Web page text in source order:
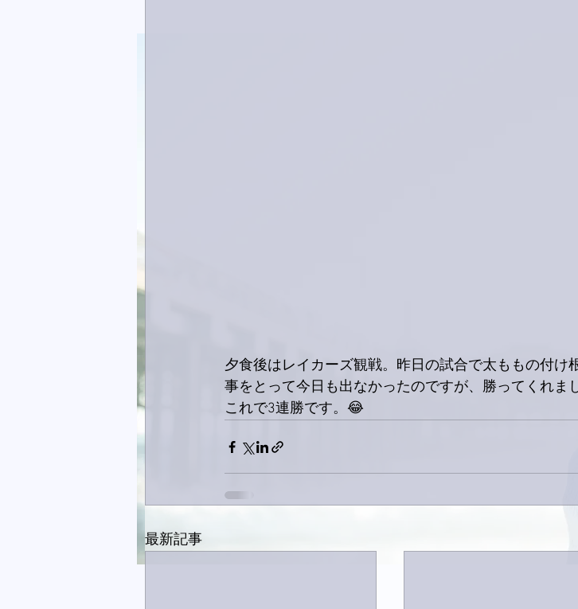
夕食後はレイカーズ観戦。昨日の試合で太ももの付け
事をとって今日も出なかったのですが、勝ってくれま
これで3連勝です。😂
最新記事